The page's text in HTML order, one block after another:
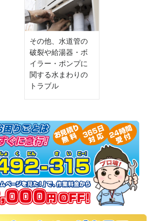
その他、水道管の
破裂や給湯器・ボ
イラー・ポンプに
関する水まわりの
トラブル